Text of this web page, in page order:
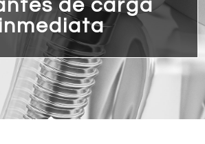
de carga
inmediata